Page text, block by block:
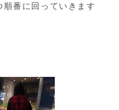
番に回っていきます